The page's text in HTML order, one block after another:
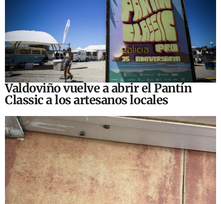
Valdoviño vuelve a abrir el Pantín
Classic a los artesanos locales